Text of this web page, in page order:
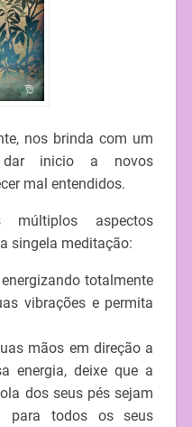
nos brinda com um
dar inicio a novos
mal entendidos.
múltiplos aspectos
singela meditação:
totalmente
vibrações e permita
mãos em direção a
energia, deixe que a
dos seus pés sejam
para todos os seus